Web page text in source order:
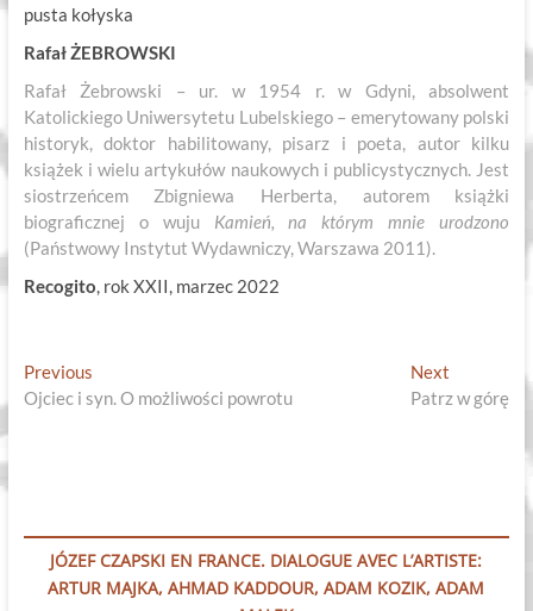
pusta kołyska
Rafał ŻEBROWSKI
Rafał Żebrowski – ur. w 1954 r. w Gdyni, absolwent
Katolickiego Uniwersytetu Lubelskiego – emerytowany polski
historyk, doktor habilitowany, pisarz i poeta, autor kilku
książek i wielu artykułów naukowych i publicystycznych. Jest
siostrzeńcem Zbigniewa Herberta, autorem książki
biograficznej o wuju Kamień, na którym mnie urodzono
(Państwowy Instytut Wydawniczy, Warszawa 2011).
Recogito , rok XXII, marzec 2022
Nawigacja
wpisu
PreviousPrevious
post:
Ojciec i syn. O możliwości powrotu
Next
post:
Patrz w górę
JÓZEF CZAPSKI EN FRANCE. DIALOGUE AVEC L’ARTISTE:
ARTUR MAJKA, AHMAD KADDOUR, ADAM KOZIK, ADAM